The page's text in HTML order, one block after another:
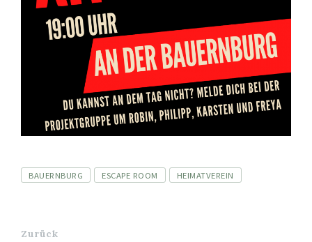
Tags
BAUERNBURG ESCAPE ROOM HEIMATVEREIN
Zurück